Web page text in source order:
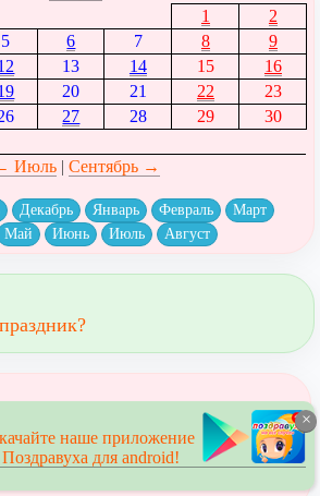
1
2
5 6 7 8
9
13 14 15
16
20 21 22
23
27 28 29
30
Июль| Сентябрь →
Декабрь Январь Февраль
Март
Май Июнь Июль Август
"
Поздравление дедушке с рождением
При использовании материалов
обязательна! Размещение
поздравлений не допускается.
×
наше приложение
Поздравуха для android!